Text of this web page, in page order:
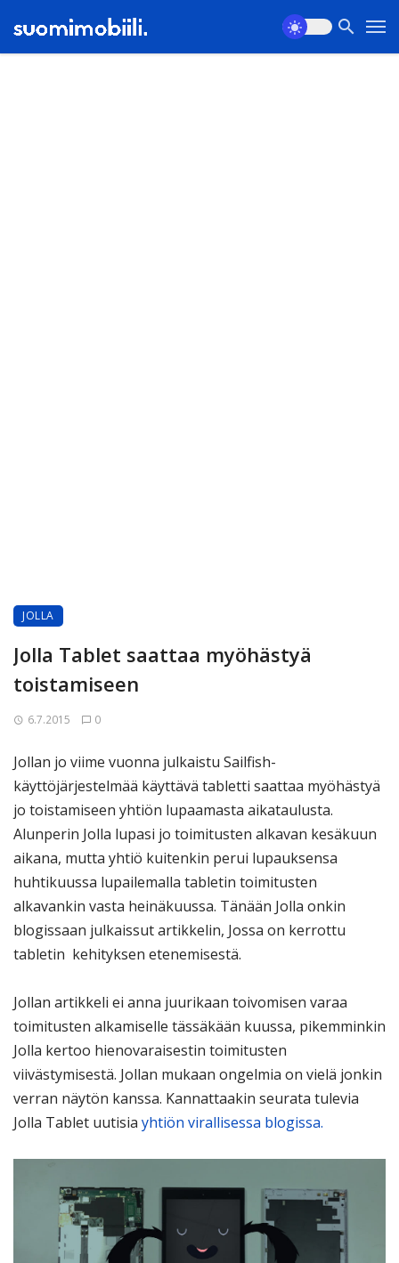
JOLLA
Jolla Tablet saattaa myöhästyä
toistamiseen
6.7.2015 0
Jollan jo viime vuonna julkaistu Sailfish-
käyttöjärjestelmää käyttävä tabletti saattaa myöhästyä
jo toistamiseen yhtiön lupaamasta aikataulusta.
Alunperin Jolla lupasi jo toimitusten alkavan kesäkuun
aikana, mutta yhtiö kuitenkin perui lupauksensa
huhtikuussa lupailemalla tabletin toimitusten
alkavankin vasta heinäkuussa. Tänään Jolla onkin
blogissaan julkaissut artikkelin, Jossa on kerrottu
tabletin kehityksen etenemisestä.
Jollan artikkeli ei anna juurikaan toivomisen varaa
toimitusten alkamiselle tässäkään kuussa, pikemminkin
Jolla kertoo hienovaraisestin toimitusten
viivästymisestä. Jollan mukaan ongelmia on vielä jonkin
verran näytön kanssa. Kannattaakin seurata tulevia
Jolla Tablet uutisia yhtiön virallisessa blogissa.